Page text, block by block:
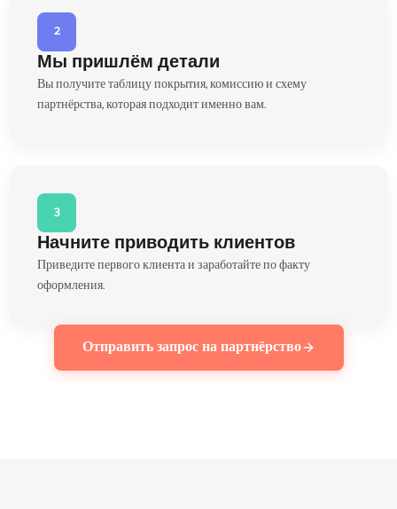
2
Мы пришлём детали
Вы получите таблицу покрытия, комиссию и схему
партнёрства, которая подходит именно вам.
3
Начните приводить клиентов
Приведите первого клиента и заработайте по факту
оформления.
Отправить запрос на партнёрство